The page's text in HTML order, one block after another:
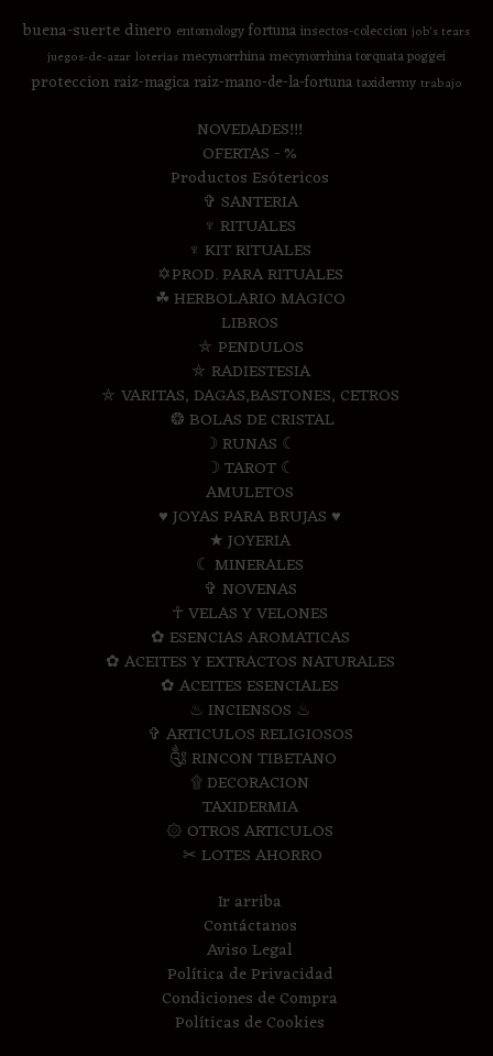
buena-suertedinero entomologyfortunainsectos-coleccion job's tears
juegos-de-azar loterias mecynorrhinamecynorrhina torquata poggei
proteccion raiz-magica raiz-mano-de-la-fortunataxidermy trabajo
NOVEDADES!!!
OFERTAS - %
Productos Esótericos
✞ SANTERIA
♆ RITUALES
♆ KIT RITUALES
✡PROD. PARA RITUALES
☘ HERBOLARIO MAGICO
LIBROS
⛤ PENDULOS
⛤ RADIESTESIA
⛤ VARITAS, DAGAS,BASTONES, CETROS
❂ BOLAS DE CRISTAL
☽ RUNAS ☾
☽ TAROT ☾
AMULETOS
♥ JOYAS PARA BRUJAS ♥
★ JOYERIA
☾ MINERALES
✞ NOVENAS
☥ VELAS Y VELONES
✿ ESENCIAS AROMATICAS
✿ ACEITES Y EXTRACTOS NATURALES
✿ ACEITES ESENCIALES
♨ INCIENSOS ♨
✞ ARTICULOS RELIGIOSOS
༃ RINCON TIBETANO
۩ DECORACION
TAXIDERMIA
۞ OTROS ARTICULOS
✂ LOTES AHORRO
Ir arriba
Contáctanos
Aviso Legal
Política de Privacidad
Condiciones de Compra
Políticas de Cookies